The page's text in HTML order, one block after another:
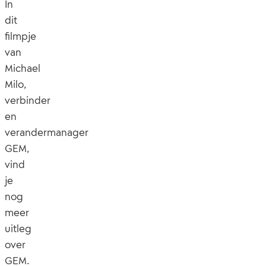
In
dit
filmpje
van
Michael
Milo,
verbinder
en
verandermanager
GEM,
vind
je
nog
meer
uitleg
over
GEM.